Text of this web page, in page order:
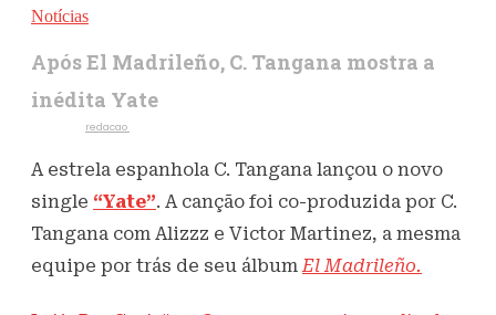
Notícias
Após El Madrileño, C. Tangana mostra a
inédita Yate
redacao
A estrela espanhola C. Tangana lançou o novo
single “Yate”. A canção foi co-produzida por C.
Tangana com Alizzz e Victor Martinez, a mesma
equipe por trás de seu álbumEl Madrileño.